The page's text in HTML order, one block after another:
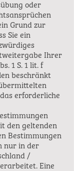
oder
Grund zur
Sie ein
Ihrer
1 S. 1 lit. f
beschränkt
erforderliche
den geltenden
Bestimmungen
nur in der
/
Eine